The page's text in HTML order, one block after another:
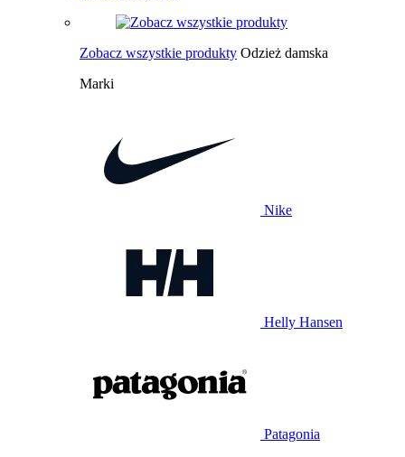
Zobacz wszystkie produkty Odzież damska
Marki
Nike
Helly Hansen
Patagonia